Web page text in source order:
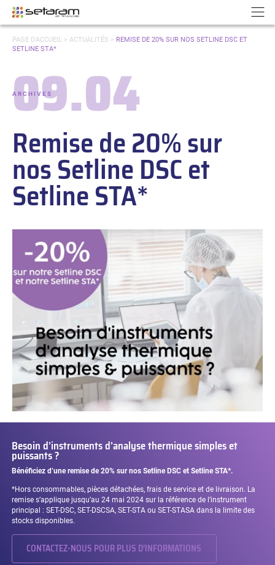
Aller au contenu
VOUS
ÊTES
PAGE D'ACCUEIL> ACTUALITÉS > REMISE DE 20% SUR NOS SETLINE DSC ET
SETLINE STA*
Remise de 20% sur
nos Setline DSC et
Setline STA*
Date :
09.04
ARCHIVES
Besoin d’instruments d’analyse thermique simples et
puissants ?
Bénéficiez d’une remise de 20% sur nos Setline DSC et Setline STA*.
*Hors consommables, pièces détachées, frais de service et de livraison. La
remise s’applique jusqu’au 24 mai 2024 sur la référence de l’instrument
principal : SET-DSC, SET-DSCSA, SET-STA ou SET-STASA dans la limite des
stocks disponibles.
CONTACTEZ-NOUS POUR PLUS D’INFORMATIONS
Panneau de gestion des cookies